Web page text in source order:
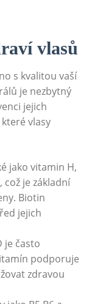
vlasů
s kvalitou vaší
je nezbytný
jejich
vlasy
jako vitamin H,
je základní
Biotin
jejich
je často
podporuje
zdravou